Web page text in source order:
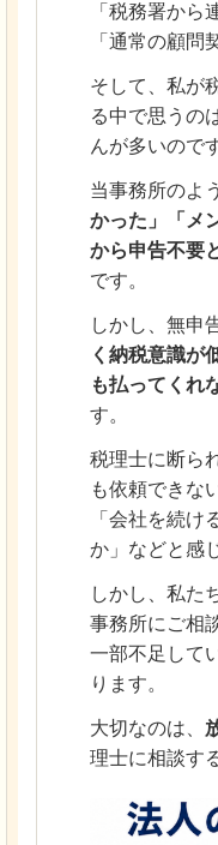
「税務署から
「通常の顧問
そして、私が
る中で思うの
んが多いので
当事務所のよ
かった」「メ
から申告不要
です。
しかし、無申
く納税意識が
も払ってくれ
す。
税理士に断ら
も依頼できな
「会社を続
か」などと感
しかし、私た
事務所にご相
一部不足して
ります。
大切なのは、
理士に相談す